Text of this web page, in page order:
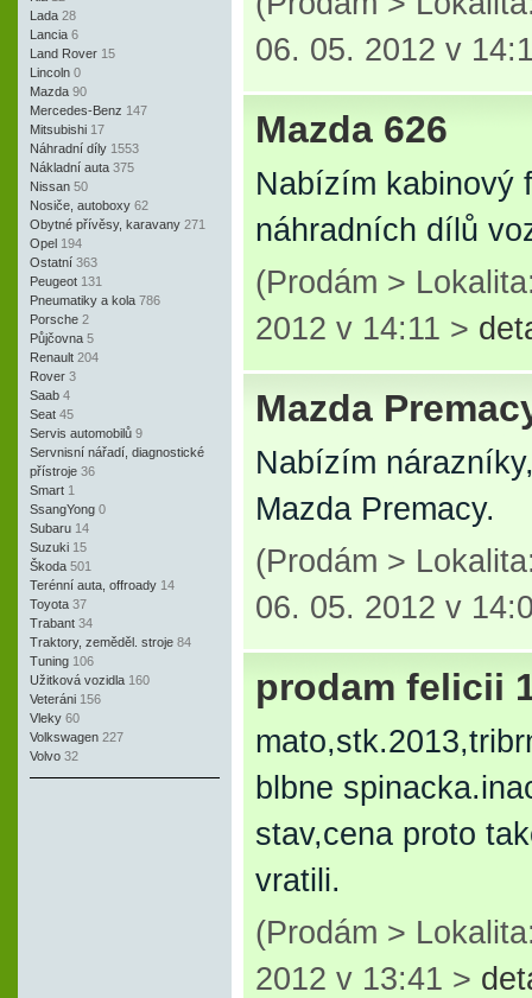
Lada 28
Lancia 6
Land Rover 15
Lincoln 0
Mazda 90
Mercedes-Benz 147
Mitsubishi 17
Náhradní díly 1553
Nákladní auta 375
Nissan 50
Nosiče, autoboxy 62
Obytné přívěsy, karavany 271
Opel 194
Ostatní 363
Peugeot 131
Pneumatiky a kola 786
Porsche 2
Půjčovna 5
Renault 204
Rover 3
Saab 4
Seat 45
Servis automobilů 9
Servnisní nářadí, diagnostické
přístroje 36
Smart 1
SsangYong 0
Subaru 14
Suzuki 15
Škoda 501
Terénní auta, offroady 14
Toyota 37
Trabant 34
Traktory, zeměděl. stroje 84
Tuning 106
Užitková vozidla 160
Veteráni 156
Vleky 60
Volkswagen 227
Volvo 32
06. 05. 2012 v
Mazda 626
Nabízím kabinový
náhradních dílů
(Prodám >
2012 v 14:11 >
Mazda
Nabízím
Mazda Premacy.
(Prodám >
06. 05. 2012 v
prodam felicii
blbne
stav,cena proto
vratili.
(Prodám >
2012 v 13:41 >